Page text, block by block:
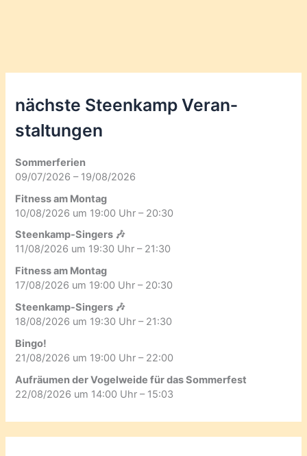
nächste Steenkamp Veran­
staltungen
Sommerferien
09/07/2026 – 19/08/2026
Fitness am Montag
10/08/2026 um 19:00 Uhr – 20:30
Steenkamp-Singers 🎶
11/08/2026 um 19:30 Uhr – 21:30
Fitness am Montag
17/08/2026 um 19:00 Uhr – 20:30
Steenkamp-Singers 🎶
18/08/2026 um 19:30 Uhr – 21:30
Bingo!
21/08/2026 um 19:00 Uhr – 22:00
Aufräumen der Vogelweide für das Sommerfest
22/08/2026 um 14:00 Uhr – 15:03